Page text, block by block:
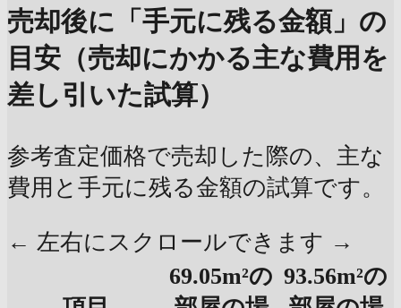
売却後に「手元に残る金額」の
目安（売却にかかる主な費用を
差し引いた試算）
参考査定価格で売却した際の、主な
費用と手元に残る金額の試算です。
← 左右にスクロールできます →
69.05m²の 93.56m²の